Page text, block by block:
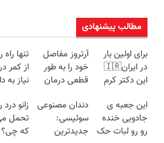
مطالب پیشنهادی
برای اولین بار
در ایران🇮🇷
این دکتر کرم
روزه ساخت!
آرتروز مفاصل
خود را به طور
قطعی درمان
◗پرسش‌نامه◖
تنها
از کمر
نیاز به
این جعبه ی
جادویی خنده
رو رو لبات حک
دندان مصنوعی
سوئیسی:
جدیدترین
زانو درد
تحمل
که چی؟